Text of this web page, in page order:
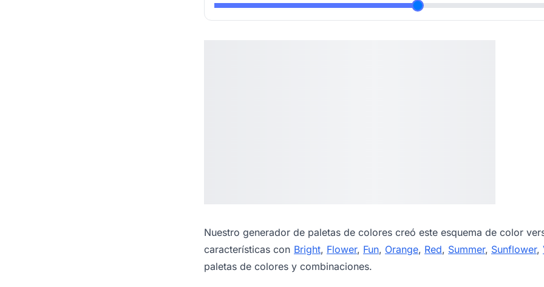
Nuestro generador de paletas de colores creó este esquema de color
características con Bright, Flower, Fun, Orange, Red, Summer, Sunflower,
paletas de colores y combinaciones.